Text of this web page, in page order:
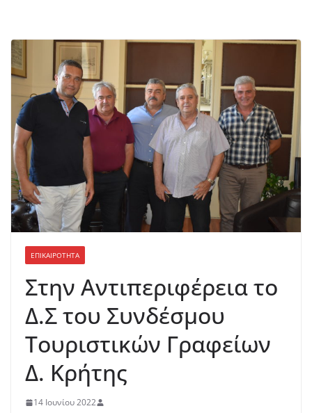
ΕΠΙΚΑΙΡΟΤΗΤΑ
Στην Αντιπεριφέρεια το
Δ.Σ του Συνδέσμου
Τουριστικών Γραφείων
Δ. Κρήτης
14 Ιουνίου 2022